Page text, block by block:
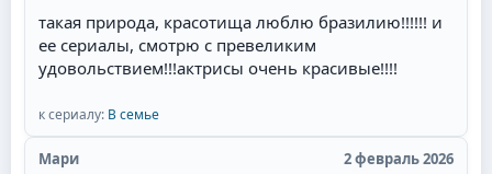
такая природа, красотища люблю бразилию!!!!!! и
ее сериалы, смотрю с превеликим
удовольствием!!!актрисы очень красивые!!!!
к сериалу: В семье
Мари 2 февраль 2026